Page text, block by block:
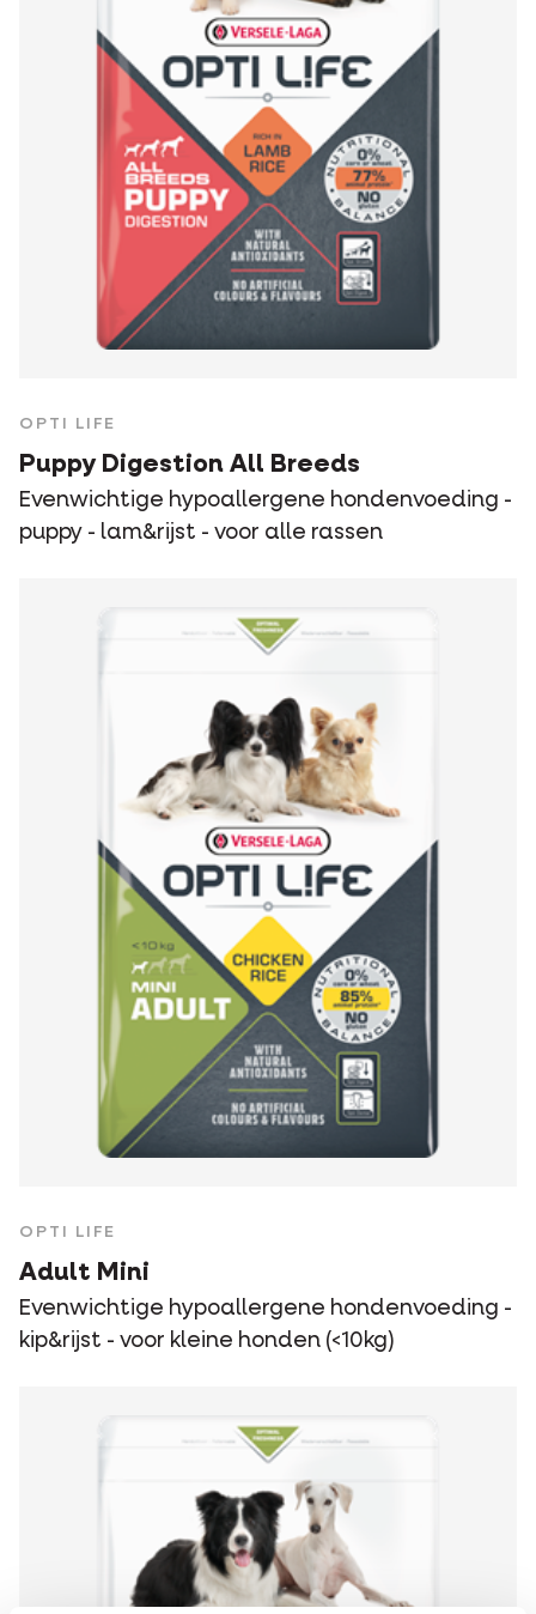
OPTI LIFE
Puppy Digestion All Breeds
Evenwichtige hypoallergene hondenvoeding -
puppy - lam&rijst - voor alle rassen
OPTI LIFE
Adult Mini
Evenwichtige hypoallergene hondenvoeding -
kip&rijst - voor kleine honden (<10kg)